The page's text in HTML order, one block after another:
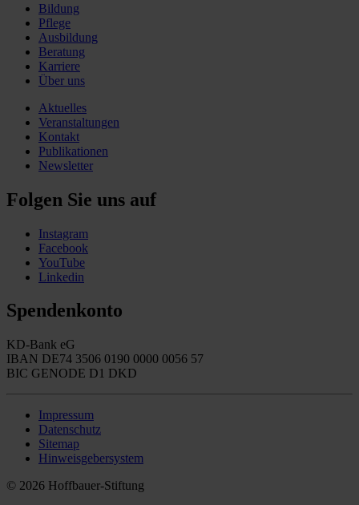
Bildung
Pflege
Ausbildung
Beratung
Karriere
Über uns
Aktuelles
Veranstaltungen
Kontakt
Publikationen
Newsletter
Folgen Sie uns auf
Instagram
Facebook
YouTube
Linkedin
Spendenkonto
KD-Bank eG
IBAN DE74 3506 0190 0000 0056 57
BIC GENODE D1 DKD
Impressum
Datenschutz
Sitemap
Hinweisgebersystem
© 2026 Hoffbauer-Stiftung